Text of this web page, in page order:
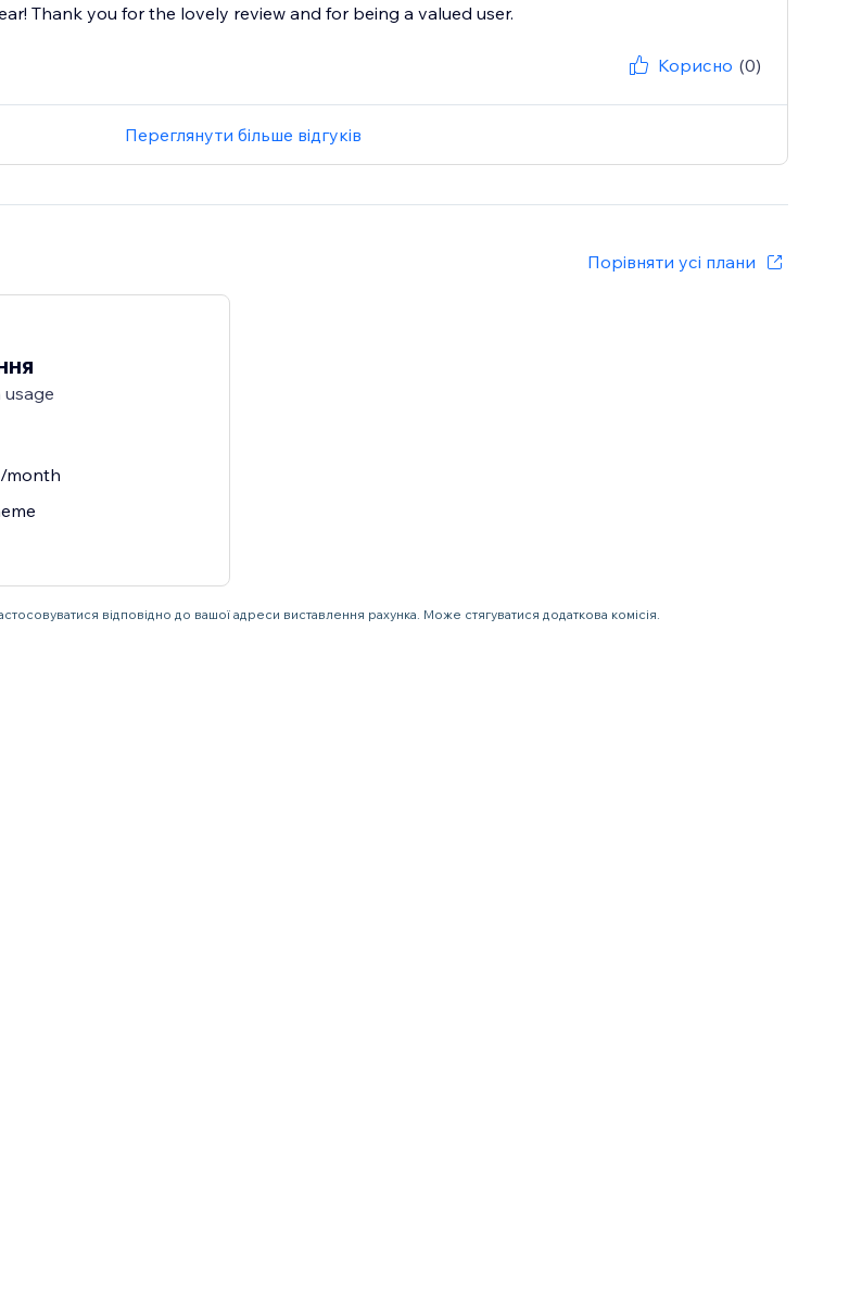
Thank you for the lovely review and for being a valued user.
Корисно (0)
Переглянути більше відгуків
Порівняти усі плани
month
відповідно до вашої адреси виставлення рахунка. Може стягуватися додаткова комісія.